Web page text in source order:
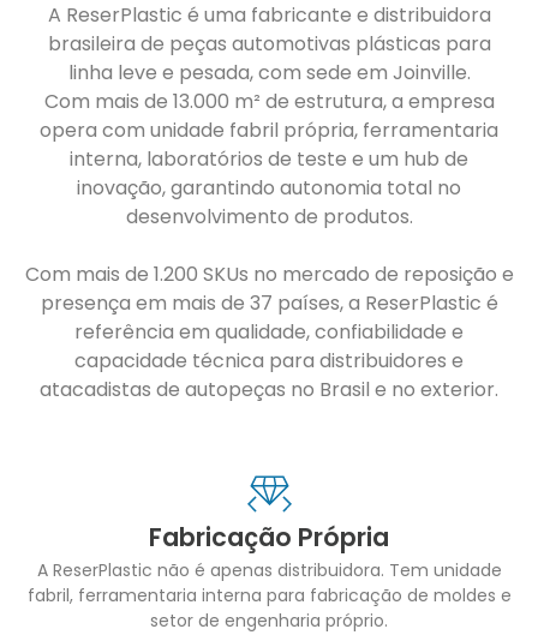
A ReserPlastic é uma fabricante e distribuidora
brasileira de peças automotivas plásticas para
linha leve e pesada, com sede em Joinville.
Com mais de 13.000 m² de estrutura, a empresa
opera com unidade fabril própria, ferramentaria
interna, laboratórios de teste e um hub de
inovação, garantindo autonomia total no
desenvolvimento de produtos.
Com mais de 1.200 SKUs no mercado de reposição e
presença em mais de 37 países, a ReserPlastic é
referência em qualidade, confiabilidade e
capacidade técnica para distribuidores e
atacadistas de autopeças no Brasil e no exterior.
Fabricação Própria
A ReserPlastic não é apenas distribuidora. Tem unidade
fabril, ferramentaria interna para fabricação de moldes e
setor de engenharia próprio.